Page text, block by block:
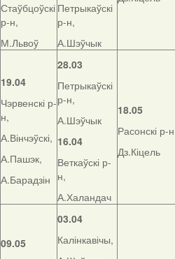
Стаўбцоўскі
р-н,
М.Львоў
Петрыкаўскі
р-н,
А.Шэўчык
19.04
Чэрвенскі р-
н,
А.Вінчэўскі,
А.Пашэк,
А.Барадзін
28.03
Петрыкаўскі
р-н,
А.Шэўчык
16.04
Веткаўскі р-
н,
А.Халандач
18.05
Расонскі р-
Дз.Кіцель
09.05
03.04
Калінкавічы,